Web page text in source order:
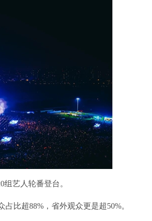
艺人轮番登台。
比超88%，省外观众更是超50%。